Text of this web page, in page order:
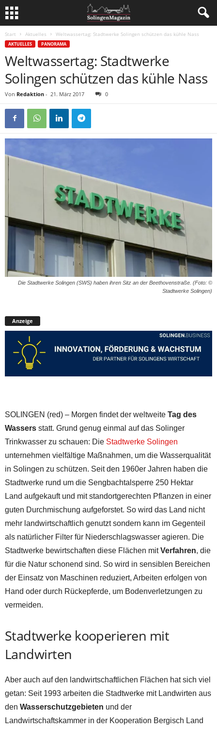
Start Aktuelles Weltwassertag: Stadtwerke Solingen schützen das kühle Nass
AKTUELLES PANORAMA
Weltwassertag: Stadtwerke
Solingen schützen das kühle Nass
Von Redaktion - 21. März 2017 0
Die Stadtwerke Solingen (SWS) haben ihren Sitz an der Beethovenstraße. (Foto: ©
Stadtwerke Solingen)
Anzeige
SOLINGEN (red) – Morgen findet der weltweite Tag des
Wassers statt. Grund genug einmal auf das Solinger
Trinkwasser zu schauen: Die Stadtwerke Solingen
unternehmen vielfältige Maßnahmen, um die Wasserqualität
in Solingen zu schützen. Seit den 1960er Jahren haben die
Stadtwerke rund um die Sengbachtalsperre 250 Hektar
Land aufgekauft und mit standortgerechten Pflanzen in einer
guten Durchmischung aufgeforstet. So wird das Land nicht
mehr landwirtschaftlich genutzt sondern kann im Gegenteil
als natürlicher Filter für Niederschlagswasser agieren. Die
Stadtwerke bewirtschaften diese Flächen mitVerfahren, die
für die Natur schonend sind. So wird in sensiblen Bereichen
der Einsatz von Maschinen reduziert, Arbeiten erfolgen von
Hand oder durch Rückepferde, um Bodenverletzungen zu
vermeiden.
Stadtwerke kooperieren mit
Landwirten
Aber auch auf den landwirtschaftlichen Flächen hat sich viel
getan: Seit 1993 arbeiten die Stadtwerke mit Landwirten aus
den Wasserschutzgebieten und der
Landwirtschaftskammer in der Kooperation Bergisch Land